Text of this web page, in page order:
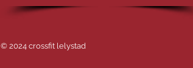
© 2024 crossfit lelystad